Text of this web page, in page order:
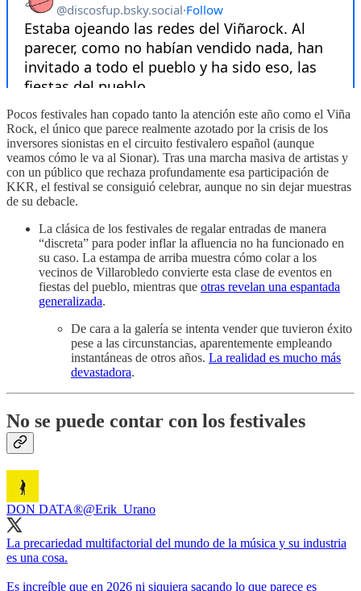
Pocos festivales han copado tanto la atención este año como el Viña
Rock, el único que parece realmente azotado por la crisis de los
inversores sionistas en el circuito festivalero español (aunque
veamos cómo le va al Sionar). Tras una marcha masiva de artistas y
con un público que rechaza profundamente esa participación de
KKR, el festival se consiguió celebrar, aunque no sin dejar muestras
de su debacle.
La clásica de los festivales de regalar entradas de manera
“discreta” para poder inflar la afluencia no ha funcionado en
su caso. La estampa de arriba muestra cómo colar a los
vecinos de Villarobledo convierte esta clase de eventos en
fiestas del pueblo, mientras que otras revelan una espantada
generalizada.
De cara a la galería se intenta vender que tuvieron éxito
pese a las circunstancias, aparentemente empleando
instantáneas de otros años. La realidad es mucho más
devastadora.
No se puede contar con los festivales
DON DATA®️@Erik_Urano
La precariedad multifactorial del mundo de la música y su industria
es una cosa.
Es increíble que en 2026 ni siquiera sacando lo que parece es